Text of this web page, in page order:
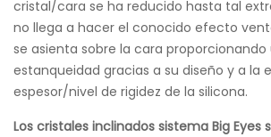
cristal/cara se ha reducido hasta tal
no llega a hacer el conocido efecto
se asienta sobre la cara
estanqueidad gracias a su diseño y a la
espesor/nivel de rigidez de la silicona.
Los cristales inclinados sistema Big Eyes